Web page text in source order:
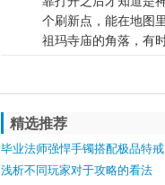
个刷新点，能在地图
祖玛寺庙的角落，有
精选推荐
毕业法师强悍手镯搭配极品特戒
浅析不同玩家对于攻略的看法